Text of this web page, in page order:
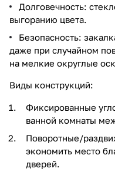
Долговечность:
выгоранию цвета.
Безопасность:
даже при случайном
на мелкие округлые
Виды конструкций:
Фиксированные
ванной комнаты
Поворотные/
экономить место
дверей.